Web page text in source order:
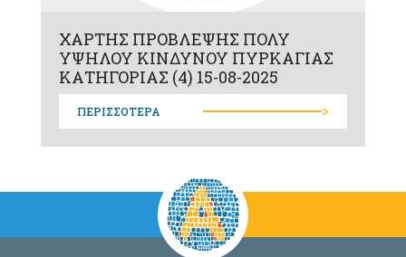
ΧΑΡΤΗΣ ΠΡΟΒΛΕΨΗΣ ΠΟΛΥ
ΥΨΗΛΟΥ ΚΙΝΔΥΝΟΥ ΠΥΡΚΑΓΙΑΣ
ΚΑΤΗΓΟΡΙΑΣ (4) 15-08-2025
ΠΕΡΙΣΣΟΤΕΡΑ >